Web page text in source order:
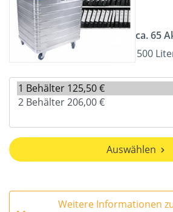
ca. 65
500
Auswählen
Weitere Informationen